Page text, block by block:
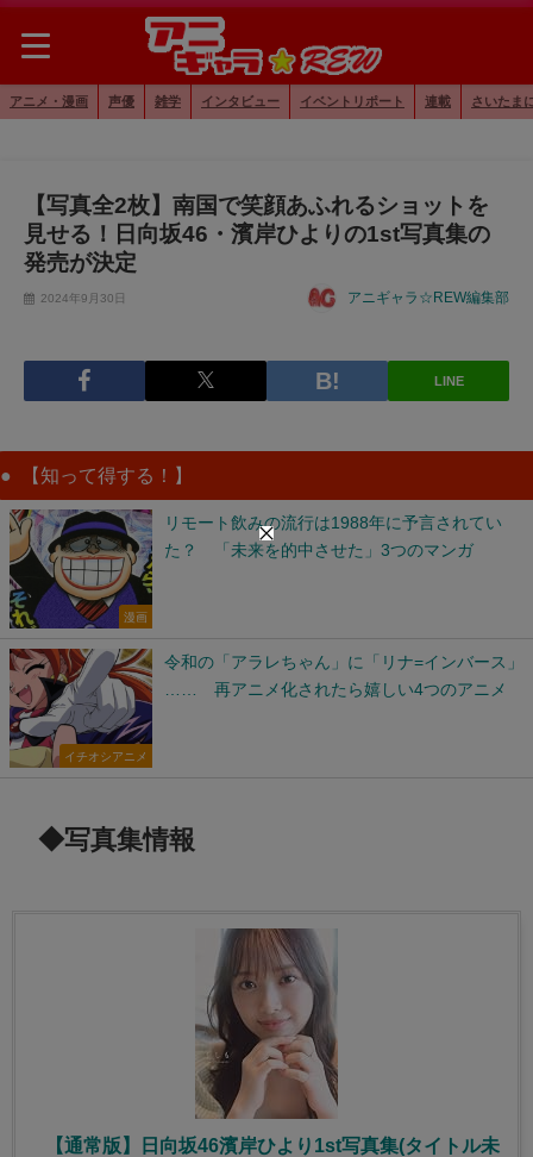
アニメ・漫画 声優 雑学 インタビュー イベントリポート 連載 さいたま
【写真全2枚】南国で笑顔あふれるショットを
見せる！日向坂46・濱岸ひよりの1st写真集の
発売が決定
2024年9月30日 アニギャラ☆REW編集部
LINE
【知って得する！】
漫画
リモート飲みの流行は1988年に予言されてい
た？ 「未来を的中させた」3つのマンガ
イチオシアニメ
令和の「アラレちゃん」に「リナ=インバース」
…… 再アニメ化されたら嬉しい4つのアニメ
◆写真集情報
【通常版】日向坂46濱岸ひより1st写真集(タイトル未